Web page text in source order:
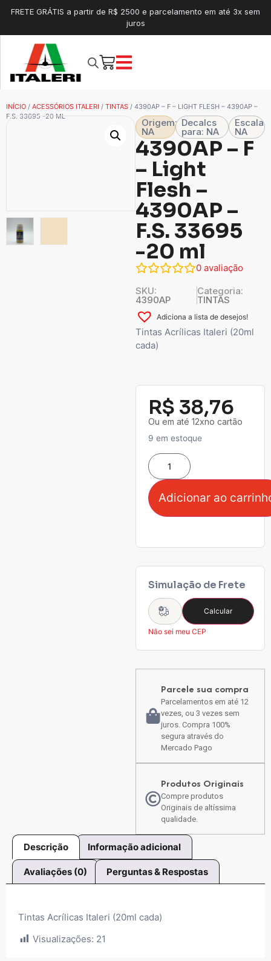
FRETE GRÁTIS a partir de R$ 2500 e parcelamento em até 3x sem
juros
INÍCIO / ACESSÓRIOS ITALERI / TINTAS / 4390AP – F – LIGHT FLESH – 4390AP –
F.S. 33695 -20 ML
Origem:
NA
Decalcs
para: NA
Escala
NA
4390AP – F
– Light
Flesh –
4390AP –
F.S. 33695
-20 ml
0 avaliação
SKU:
4390AP
Categoria:
TINTAS
Adiciona a lista de desejos!
Tintas Acrílicas Italeri (20ml
cada)
R$ 38,76
Ou em até 12xno cartão
9 em estoque
Adicionar ao
Simulação de Frete
Calcular
Não sei meu CEP
Parcele sua compra
Parcelamentos em até 12
vezes, ou 3 vezes sem
juros. Compra 100%
segura através do
Mercado Pago
Produtos Originais
Compre produtos
Originais de altíssima
qualidade.
Descrição Informação adicional
Avaliações (0) Perguntas & Respostas
Tintas Acrílicas Italeri (20ml cada)
Visualizações: 21